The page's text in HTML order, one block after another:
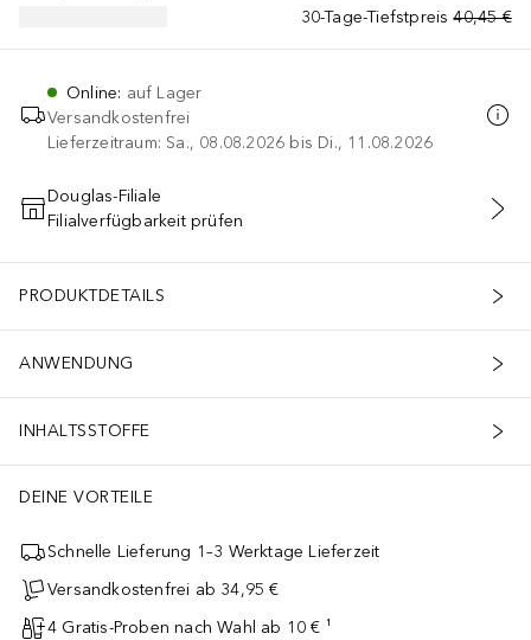
30-Tage-Tiefstpreis 40,45 €
Online: auf Lager
Versandkostenfrei
Lieferzeitraum: Sa., 08.08.2026 bis Di., 11.08.2026
IN DEN WARENKORB
Douglas-Filiale
Filialverfügbarkeit prüfen
PRODUKTDETAILS
ANWENDUNG
INHALTSSTOFFE
DEINE VORTEILE
Schnelle Lieferung 1–3 Werktage Lieferzeit
Versandkostenfrei ab 34,95 €
4 Gratis-Proben nach Wahl ab 10 € ¹